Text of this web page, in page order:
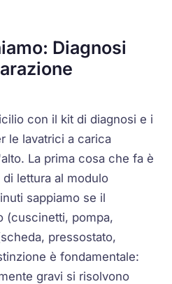
Diagnosi
con il kit di diagnosi e i
le lavatrici a carica
La prima cosa che fa è
lettura al modulo
sappiamo se il
(cuscinetti, pompa,
pressostato,
è fondamentale:
gravi si risolvono